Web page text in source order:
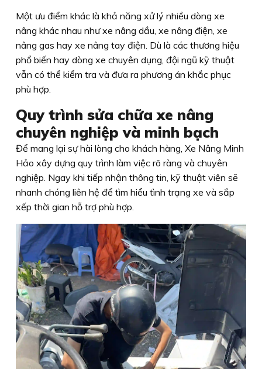
Một ưu điểm khác là khả năng xử lý nhiều dòng xe
nâng khác nhau như xe nâng dầu, xe nâng điện, xe
nâng gas hay xe nâng tay điện. Dù là các thương hiệu
phổ biến hay dòng xe chuyên dụng, đội ngũ kỹ thuật
vẫn có thể kiểm tra và đưa ra phương án khắc phục
phù hợp.
Quy trình sửa chữa xe nâng
chuyên nghiệp và minh bạch
Để mang lại sự hài lòng cho khách hàng, Xe Nâng Minh
Hảo xây dựng quy trình làm việc rõ ràng và chuyên
nghiệp. Ngay khi tiếp nhận thông tin, kỹ thuật viên sẽ
nhanh chóng liên hệ để tìm hiểu tình trạng xe và sắp
xếp thời gian hỗ trợ phù hợp.